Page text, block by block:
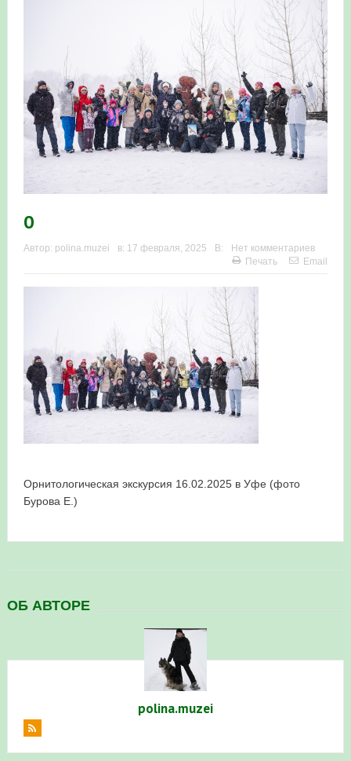
0
Автор: polina.muzei в: 17 февраля, 2025 В:
Нет комментариев
Печать
Email
Орнитологическая экскурсия 16.02.2025 в Уфе (фото
Бурова Е.)
ОБ АВТОРЕ
polina.muzei